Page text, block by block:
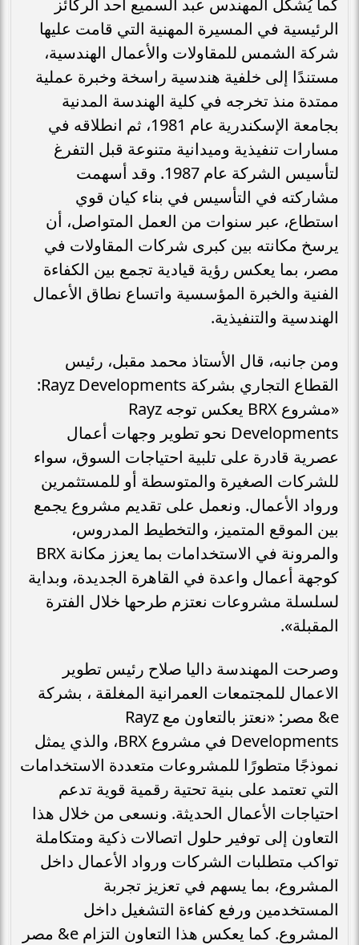
الرئيسية في المسيرة المهنية التي قامت عليها
شركة الشمس للمقاولات والأعمال الهندسية،
مستندًا إلى خلفية هندسية راسخة وخبرة عملية
ممتدة منذ تخرجه في كلية الهندسة المدنية
بجامعة الإسكندرية عام 1981، ثم انطلاقه في
مسارات تنفيذية وميدانية متنوعة قبل التفرغ
لتأسيس الشركة عام 1987. وقد أسهمت
مشاركته في التأسيس في بناء كيان قوي
استطاع، عبر سنوات من العمل المتواصل، أن
يرسخ مكانته بين كبرى شركات المقاولات في
مصر، بما يعكس رؤية قيادية تجمع بين الكفاءة
الفنية والخبرة المؤسسية واتساع نطاق الأعمال
الهندسية والتنفيذية.
ومن جانبه، قال الأستاذ محمد مقبل، رئيس
القطاع التجاري بشركة Rayz Developments:
«مشروع BRX يعكس توجه Rayz
Developments نحو تطوير وجهات أعمال
عصرية قادرة على تلبية احتياجات السوق، سواء
للشركات الصغيرة والمتوسطة أو للمستثمرين
ورواد الأعمال. ونعمل على تقديم مشروع يجمع
بين الموقع المتميز، والتخطيط المدروس،
والمرونة في الاستخدامات بما يعزز مكانة BRX
كوجهة أعمال واعدة في القاهرة الجديدة، وبداية
لسلسلة مشروعات نعتزم طرحها خلال الفترة
المقبلة».
وصرحت المهندسة داليا صلاح رئيس تطوير
الاعمال للمجتمعات العمرانية المغلقة ، بشركة
e& مصر: «نعتز بالتعاون مع Rayz
Developments في مشروع BRX، والذي يمثل
نموذجًا متطورًا للمشروعات متعددة الاستخدامات
التي تعتمد على بنية تحتية رقمية قوية تدعم
احتياجات الأعمال الحديثة. ونسعى من خلال هذا
التعاون إلى توفير حلول اتصالات ذكية ومتكاملة
تواكب متطلبات الشركات ورواد الأعمال داخل
المشروع، بما يسهم في تعزيز تجربة
المستخدمين ورفع كفاءة التشغيل داخل
المشروع. كما يعكس هذا التعاون التزام e& مصر